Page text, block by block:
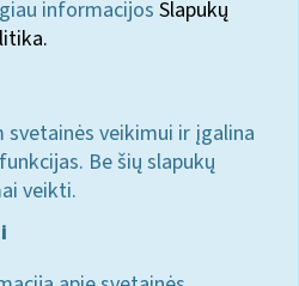
informacijos Slapukų
svetainės veikimui ir įgalina
Be šių slapukų
veikti.